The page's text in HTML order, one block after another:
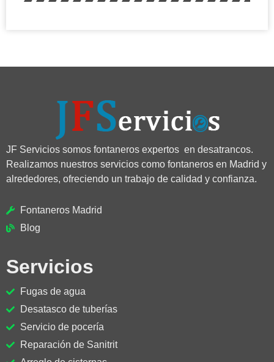
JF Servicios somos fontaneros expertos en desatrancos.
Realizamos nuestros servicios como fontaneros en Madrid y
alrededores, ofreciendo un trabajo de calidad y confianza.
Fontaneros Madrid
Blog
Servicios
Fugas de agua
Desatasco de tuberías
Servicio de pocería
Reparación de Sanitrit